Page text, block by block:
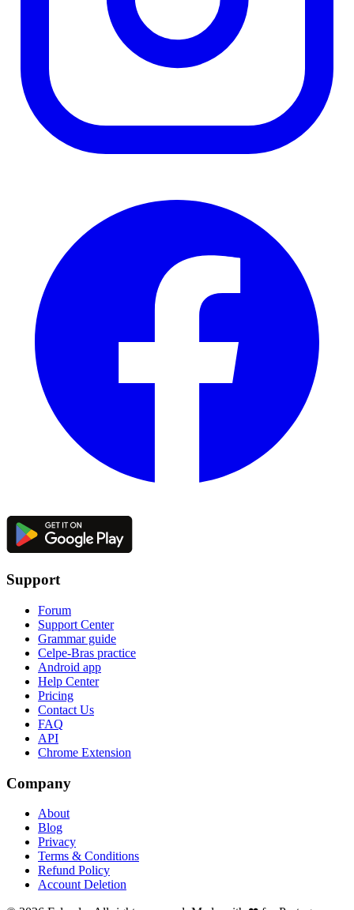
Support
Forum
Support Center
Grammar guide
Celpe-Bras practice
Android app
Help Center
Pricing
Contact Us
FAQ
API
Chrome Extension
Company
About
Blog
Privacy
Terms & Conditions
Refund Policy
Account Deletion